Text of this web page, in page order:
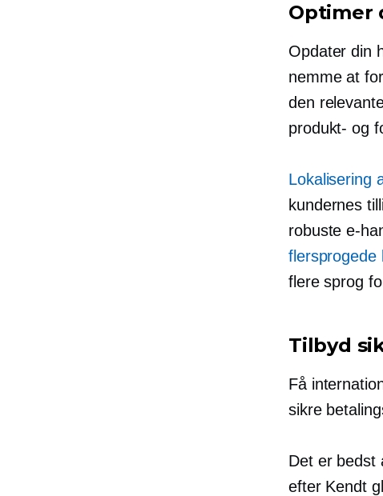
Optimer
Opdater din
nemme at
den
produkt- og
Lokalisering
kundernes
robuste e-
flere sprog
Tilbyd
Få
sikre
Det er bedst
efter Kendt